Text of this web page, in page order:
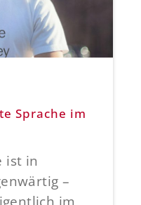
Sprache im
ist in
–